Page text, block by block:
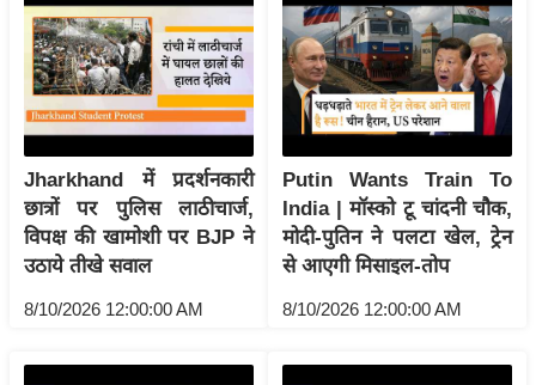
त
यं
ग
इं
या
सा
हि
त्य
ज
त
Jharkhand में प्रदर्शनकारी
छात्रों पर पुलिस लाठीचार्ज,
विपक्ष की खामोशी पर BJP ने
उठाये तीखे सवाल
8/10/2026 12:00:00 AM
Putin Wants Train To
India | मॉस्को टू चांदनी चौक,
मोदी-पुतिन ने पलटा खेल, ट्रेन
से आएगी मिसाइल-तोप
8/10/2026 12:00:00 AM